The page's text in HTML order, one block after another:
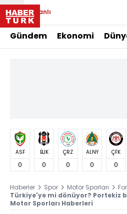
Canlı
Gündem Ekonomi
ASF
0
BJK
0
ÇRZ
0
ALNY
0
ÇFK
0
Haberler Spor Motor Sporları
Türkiye'ye mi dönüyor? Portekiz
Motor Sporları Haberleri